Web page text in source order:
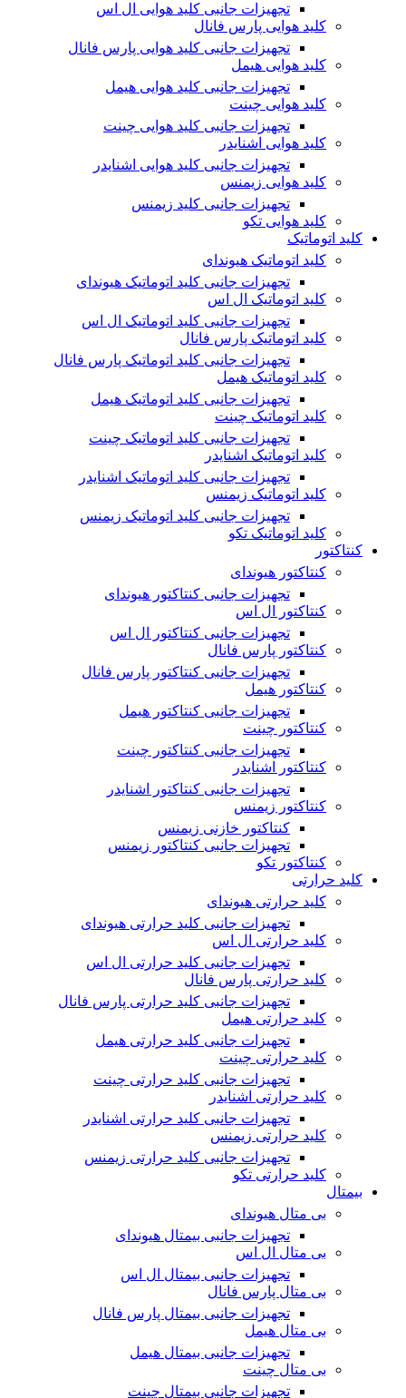
تجهیزات جانبی کلید هوایی ال اس
کلید هوایی پارس فانال
تجهیزات جانبی کلید هوایی پارس فانال
کلید هوایی هیمل
تجهیزات جانبی کلید هوایی هیمل
کلید هوایی چینت
تجهیزات جانبی کلید هوایی چینت
کلید هوایی اشنایدر
تجهیزات جانبی کلید هوایی اشنایدر
کلید هوایی زیمنس
تجهیزات جانبی کلید زیمنس
کلید هوایی تکو
کلید اتوماتیک
کلید اتوماتیک هیوندای
تجهیزات جانبی کلید اتوماتیک هیوندای
کلید اتوماتیک ال اس
تجهیزات جانبی کلید اتوماتیک ال اس
کلید اتوماتیک پارس فانال
تجهیزات جانبی کلید اتوماتیک پارس فانال
کلید اتوماتیک هیمل
تجهیزات جانبی کلید اتوماتیک هیمل
کلید اتوماتیک چینت
تجهیزات جانبی کلید اتوماتیک چینت
کلید اتوماتیک اشنایدر
تجهیزات جانبی کلید اتوماتیک اشنایدر
کلید اتوماتیک زیمنس
تجهیزات جانبی کلید اتوماتیک زیمنس
کلید اتوماتیک تکو
کنتاکتور
کنتاکتور هیوندای
تجهیزات جانبی کنتاکتور هیوندای
کنتاکتور ال اس
تجهیزات جانبی کنتاکتور ال اس
کنتاکتور پارس فانال
تجهیزات جانبی کنتاکتور پارس فانال
کنتاکتور هیمل
تجهیزات جانبی کنتاکتور هیمل
کنتاکتور چینت
تجهیزات جانبی کنتاکتور چینت
کنتاکتور اشنایدر
تجهیزات جانبی کنتاکتور اشنایدر
کنتاکتور زیمنس
کنتاکتور خازنی زیمنس
تجهیزات جانبی کنتاکتور زیمنس
کنتاکتور تکو
کلید حرارتی
کلید حرارتی هیوندای
تجهیزات جانبی کلید حرارتی هیوندای
کلید حرارتی ال اس
تجهیزات جانبی کلید حرارتی ال اس
کلید حرارتی پارس فانال
تجهیزات جانبی کلید حرارتی پارس فانال
کلید حرارتی هیمل
تجهیزات جانبی کلید حرارتی هیمل
کلید حرارتی چینت
تجهیزات جانبی کلید حرارتی چینت
کلید حرارتی اشنایدر
تجهیزات جانبی کلید حرارتی اشنایدر
کلید حرارتی زیمنس
تجهیزات جانبی کلید حرارتی زیمنس
کلید حرارتی تکو
بیمتال
بی متال هیوندای
تجهیزات جانبی بیمتال هیوندای
بی متال ال اس
تجهیزات جانبی بیمتال ال اس
بی متال پارس فانال
تجهیزات جانبی بیمتال پارس فانال
بی متال هیمل
تجهیزات جانبی بیمتال هیمل
بی متال چینت
تجهیزات جانبی بیمتال چینت